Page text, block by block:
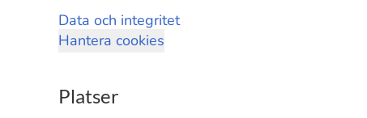
Data och integritet
Hantera cookies
Platser